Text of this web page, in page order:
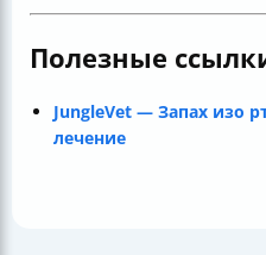
Полезные
JungleVet — Запах изо
лечение